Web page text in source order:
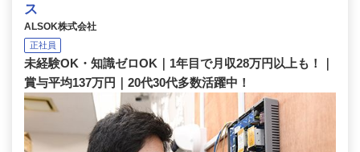
ス
ALSOK株式会社
正社員
未経験OK・知識ゼロOK｜1年目で月収28万円以上も！｜
賞与平均137万円｜20代30代多数活躍中！